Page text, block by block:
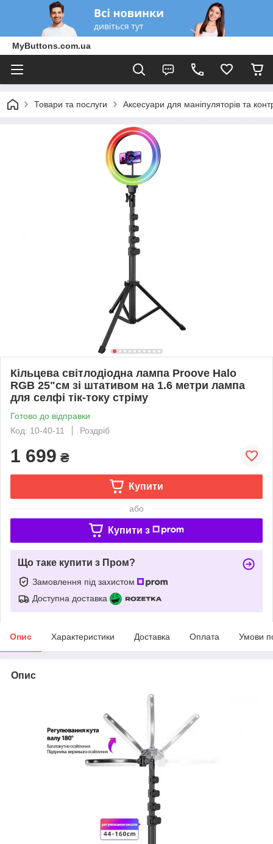
MyButtons.com.ua
Товари та послуги Аксесуари для маніпуляторів та
Кільцева світлодіодна лампа Proove Halo
RGB 25"см зі штативом на 1.6 метри лампа
для селфі тік-току стріму
Готово до відправки
Код: 10-40-11
Роздріб
1 699 ₴
Купити
або
Купити з
Що таке купити з Пром?
Замовлення під захистом
Доступна доставка
Опис Характеристики Доставка Оплата Умови
Опис